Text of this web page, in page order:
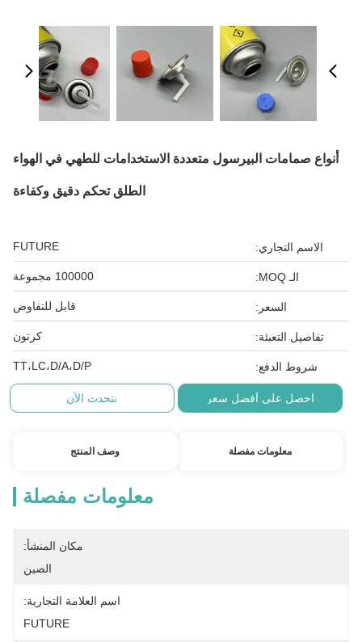
أنواع صمامات البيرسول متعددة الاستخدامات للطهي في الهواء
الطلق تحكم دقيق وكفاءة
الاسم التجاري: FUTURE
الـ MOQ: 100000 مجموعة
السعر: قابل للتفاوض
تفاصيل التعبئة: كرتون
شروط الدفع: TT،LC،D/A،D/P
احصل على أفضل سعر نتحدث الآن
معلومات مفصلة وصف المنتج
معلومات مفصلة
مكان المنشأ:
الصين
اسم العلامة التجارية:
FUTURE